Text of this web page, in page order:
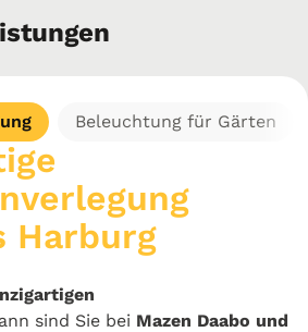
Beleuchtung für Gärten
Harburg
sind Sie bei Mazen Daabo und